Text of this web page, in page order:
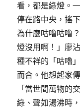
看，都是綠燈。
停在路中央，搖
為什麼咕嚕咕嚕
燈沒用啊！」廖
種不祥的「咕嚕
而合。他想起家
「當世間萬物的
綠、聲如湯沸時